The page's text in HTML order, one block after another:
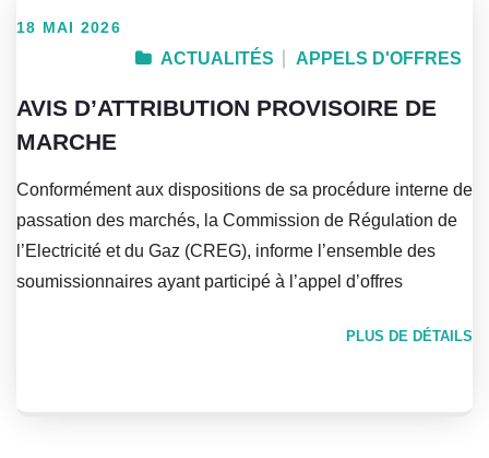
18 MAI 2026
ACTUALITÉS APPELS D'OFFRES
AVIS D’ATTRIBUTION PROVISOIRE DE
MARCHE
Conformément aux dispositions de sa procédure interne de
passation des marchés, la Commission de Régulation de
l’Electricité et du Gaz (CREG), informe l’ensemble des
soumissionnaires ayant participé à l’appel d’offres
PLUS DE DÉTAILS